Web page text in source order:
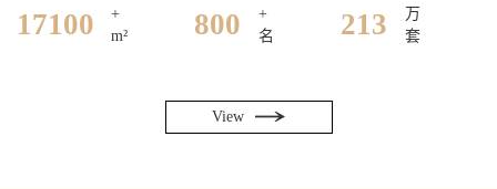
20700
+
m²
800
+
名
258
万
套
View